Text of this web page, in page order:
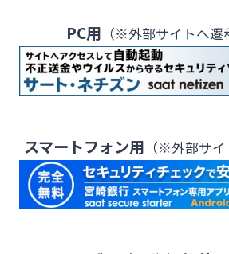
PC用 （※外部サイトへ遷
スマートフォン用 （※外部サイ